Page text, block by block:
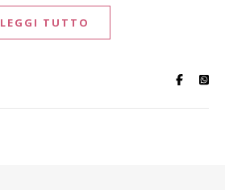
LEGGI TUTTO